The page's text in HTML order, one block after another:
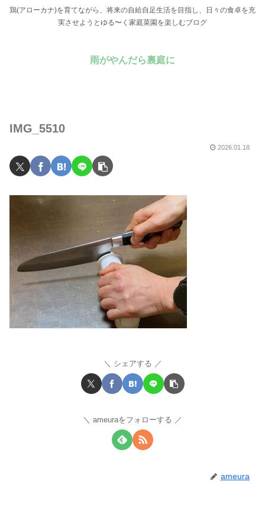
鶏(アローカナ)を育てながら、将来の自給自足生活を目指し、日々の食卓を充
実させようとゆる〜く家庭菜園を楽しむブログ
雨がやんだら裏庭に
IMG_5510
2026.01.18
シェアする
ameuraをフォローする
ameura